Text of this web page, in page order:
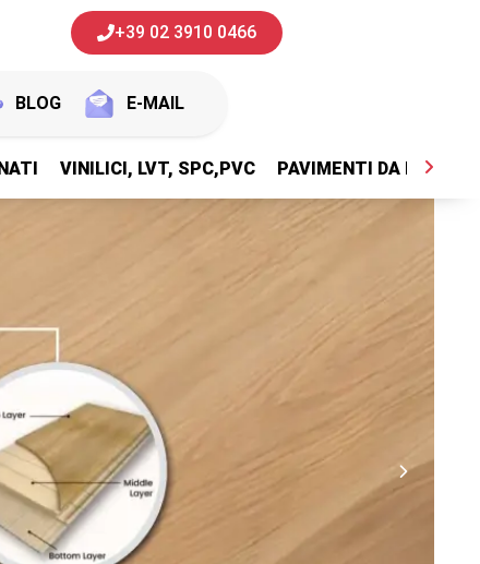
+39 02 3910 0466
BLOG E-MAIL
VINILICI, LVT, SPC,PVC PAVIMENTI DA ESTERNI